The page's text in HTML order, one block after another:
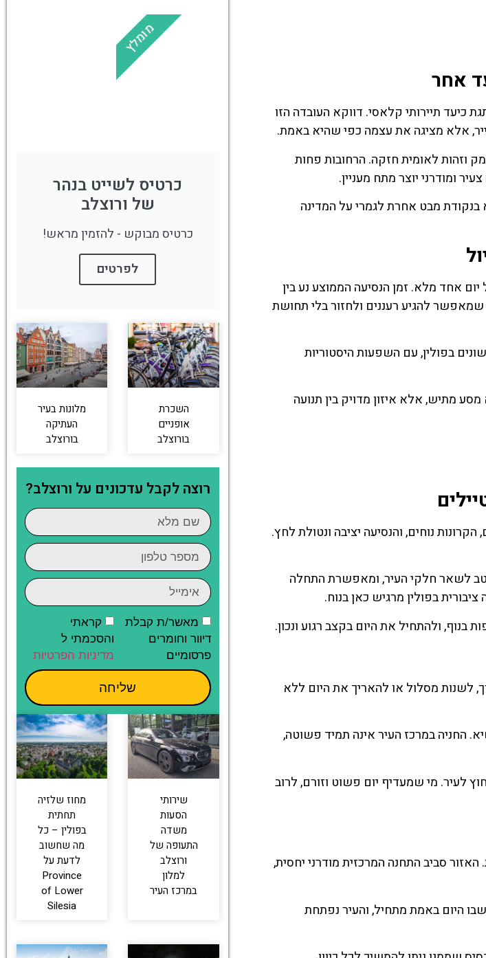
אחר
כיעד תיירותי קלאסי. דווקא העובדה הזו
אלא מציגה את עצמה כפי שהיא באמת.
וזהות לאומית חזקה. הרחובות פחות
ומודרני יוצר מתח מעניין.
בנקודת מבט אחרת לגמרי על המדינה
תכנון נוח של יום אחד מלא. זמן הנסיעה הממוצע נע בין
להגיע רעננים ולחזור בלי תחושת
בפולין, עם השפעות היסטוריות
מתיש, אלא איזון מדויק בין תנועה
נוחים, והנסיעה יציבה ונטולת לחץ.
לשאר חלקי העיר, ומאפשרת התחלה
בפולין מרגיש כאן בנוח.
ולהתחיל את היום בקצב רגוע ונכון.
לשנות מסלול או להאריך את היום ללא
החניה במרכז העיר אינה תמיד פשוטה,
לעיר. מי שמעדיף יום פשוט וזורם, לרוב
סביב התחנה המרכזית מודרני יחסית,
היום באמת מתחיל, והעיר נפתחת
לחצו פה!
כרטיס לשייט בנהר
של ורוצלב
כרטיס מבוקש - להזמין מראש!
לפרטים
מומלץ
השכרת
אופניים
בורוצלב
מלונות בעיר
העתיקה
בורוצלב
רוצה לקבל עדכונים על ורוצלב?
מאשר/ת קבלת
דיוור וחומרים
פרסומיים
קראתי
והסכמתי ל
מדיניות הפרטיות
שליחה
שירותי
הסעות
משדה
התעופה של
ורוצלב
למלון
במרכז העיר
מחוז שלזיה
תחתית
בפולין – כל
מה שחשוב
לדעת על
Province
of Lower
Silesia